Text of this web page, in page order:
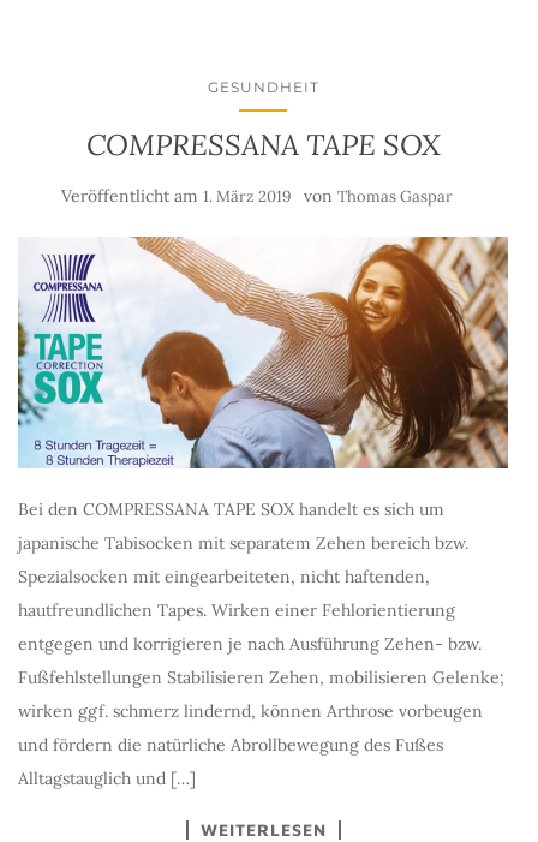
GESUNDHEIT
COMPRESSANA TAPE SOX
Veröffentlicht am 1. März 2019 von Thomas Gaspar
Bei den COMPRESSANA TAPE SOX handelt es sich um
japanische Tabisocken mit separatem Zehen bereich bzw.
Spezialsocken mit eingearbeiteten, nicht haftenden,
hautfreundlichen Tapes. Wirken einer Fehlorientierung
entgegen und korrigieren je nach Ausführung Zehen- bzw.
Fußfehlstellungen Stabilisieren Zehen, mobilisieren Gelenke;
wirken ggf. schmerz lindernd, können Arthrose vorbeugen
und fördern die natürliche Abrollbewegung des Fußes
Alltagstauglich und […]
WEITERLESEN